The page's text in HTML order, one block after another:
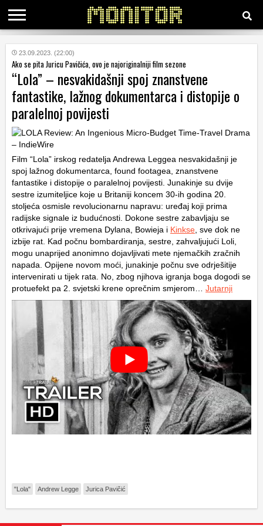
KATEGORIJE
HRVATSKI
WEB
23.09.2023. (22:00)
Ako se pita Juricu Pavičića, ovo je najoriginalniji film sezone
“Lola” – nesvakidašnji spoj znanstvene
fantastike, lažnog dokumentarca i distopije o
paralelnoj povijesti
Film “Lola” irskog redatelja Andrewa Leggea nesvakidašnji je
spoj lažnog dokumentarca, found footagea, znanstvene
fantastike i distopije o paralelnoj povijesti. Junakinje su dvije
sestre izumiteljice koje u Britaniji koncem 30-ih godina 20.
stoljeća osmisle revolucionarnu napravu: uređaj koji prima
radijske signale iz budućnosti. Dokone sestre zabavljaju se
otkrivajući prije vremena Dylana, Bowieja i Kinkse , sve dok ne
izbije rat. Kad počnu bombardiranja, sestre, zahvaljujući Loli,
mogu unaprijed anonimno dojavljivati mete njemačkih zračnih
napada. Opijene novom moći, junakinje počnu sve odrješitije
intervenirati u tijek rata. No, zbog njihova igranja boga dogodi se
protuefekt pa 2. svjetski krene oprečnim smjerom… Jutarnji
"Lola" Andrew Legge Jurica Pavičić